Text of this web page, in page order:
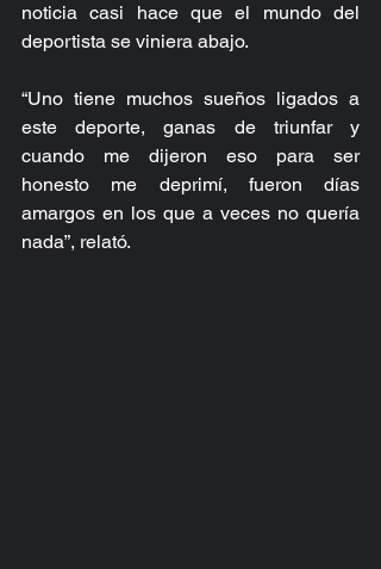
noticia casi hace que el mundo del
deportista se viniera abajo.
“Uno tiene muchos sueños ligados a
este deporte, ganas de triunfar y
cuando me dijeron eso para ser
honesto me deprimí, fueron días
amargos en los que a veces no quería
nada”, relató.